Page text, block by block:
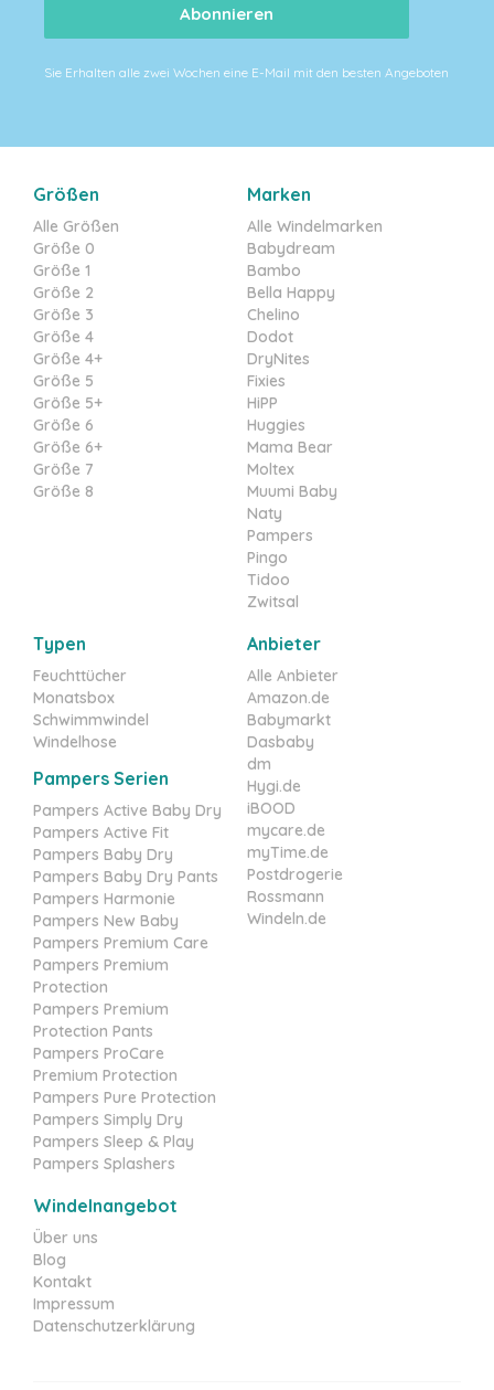
Sie Erhalten alle zwei Wochen eine E-Mail mit den besten Angeboten
Größen
Alle Größen
Größe 0
Größe 1
Größe 2
Größe 3
Größe 4
Größe 4+
Größe 5
Größe 5+
Größe 6
Größe 6+
Größe 7
Größe 8
Marken
Alle Windelmarken
Babydream
Bambo
Bella Happy
Chelino
Dodot
DryNites
Fixies
HiPP
Huggies
Mama Bear
Moltex
Muumi Baby
Naty
Pampers
Pingo
Tidoo
Zwitsal
Typen
Feuchttücher
Monatsbox
Schwimmwindel
Windelhose
Pampers Serien
Pampers Active Baby Dry
Pampers Active Fit
Pampers Baby Dry
Pampers Baby Dry Pants
Pampers Harmonie
Pampers New Baby
Pampers Premium Care
Pampers Premium
Protection
Pampers Premium
Protection Pants
Pampers ProCare
Premium Protection
Pampers Pure Protection
Pampers Simply Dry
Pampers Sleep & Play
Pampers Splashers
Anbieter
Alle Anbieter
Amazon.de
Babymarkt
Dasbaby
dm
Hygi.de
iBOOD
mycare.de
myTime.de
Postdrogerie
Rossmann
Windeln.de
Windelnangebot
Über uns
Blog
Kontakt
Impressum
Datenschutzerklärung